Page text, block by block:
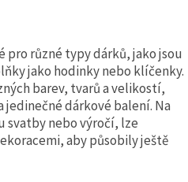
pro různé typy dárků, jako jsou
jako hodinky nebo klíčenky.
barev, tvarů a velikostí,
dárkové balení. Na
svatby nebo výročí, lze
aby působily ještě